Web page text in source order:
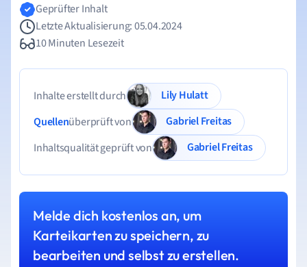
Geprüfter Inhalt
Letzte Aktualisierung: 05.04.2024
10 Minuten Lesezeit
Inhalte erstellt durch
Lily Hulatt
Quellenüberprüft von
Gabriel Freitas
Inhaltsqualität geprüft von
Gabriel Freitas
Melde dich kostenlos an, um
Karteikarten zu speichern, zu
bearbeiten und selbst zu erstellen.